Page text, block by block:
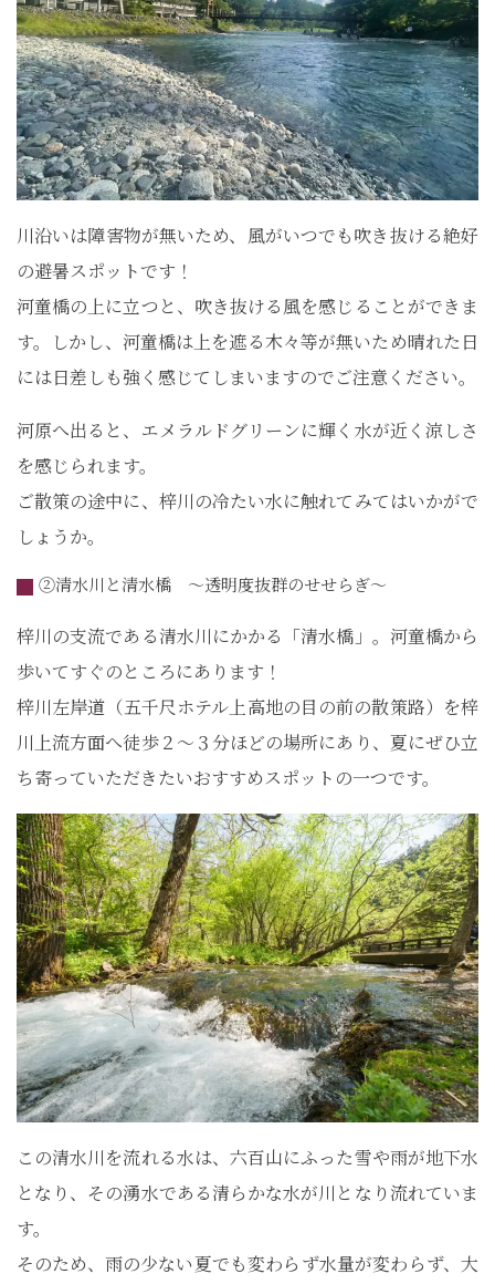
川沿いは障害物が無いため、風がいつでも吹き抜ける絶好
の避暑スポットです！
河童橋の上に立つと、吹き抜ける風を感じることができま
す。しかし、河童橋は上を遮る木々等が無いため晴れた日
には日差しも強く感じてしまいますのでご注意ください。
河原へ出ると、エメラルドグリーンに輝く水が近く涼しさ
を感じられます。
ご散策の途中に、梓川の冷たい水に触れてみてはいかがで
しょうか。
②清水川と清水橋 ～透明度抜群のせせらぎ～
梓川の支流である清水川にかかる「清水橋」。河童橋から
歩いてすぐのところにあります！
梓川左岸道（五千尺ホテル上高地の目の前の散策路）を梓
川上流方面へ徒歩２～３分ほどの場所にあり、夏にぜひ立
ち寄っていただきたいおすすめスポットの一つです。
この清水川を流れる水は、六百山にふった雪や雨が地下水
となり、その湧水である清らかな水が川となり流れていま
す。
そのため、雨の少ない夏でも変わらず水量が変わらず、大